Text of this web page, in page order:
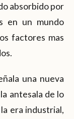
absorbido por
en un mundo
factores mas
una nueva
antesala de lo
era industrial,